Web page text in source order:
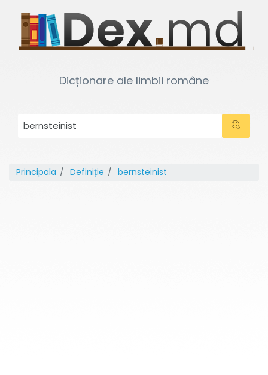
Dicționare ale limbii române
Principala Definiție bernsteinist